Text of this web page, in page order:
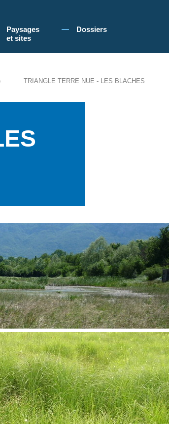
de cookies pour vous proposer une navigation optimale.
Paysages
et sites
Dossiers
TRIANGLE TERRE NUE - LES BLACHES